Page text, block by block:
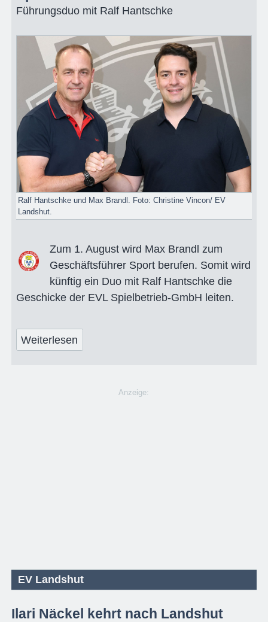
Führungsduo mit Ralf Hantschke
Ralf Hantschke und Max Brandl. Foto: Christine Vincon/ EV
Landshut.
Zum 1. August wird Max Brandl zum
Geschäftsführer Sport berufen. Somit wird
künftig ein Duo mit Ralf Hantschke die
Geschicke der EVL Spielbetrieb-GmbH leiten.
Weiterlesen
Anzeige:
EV Landshut
Ilari Näckel kehrt nach Landshut